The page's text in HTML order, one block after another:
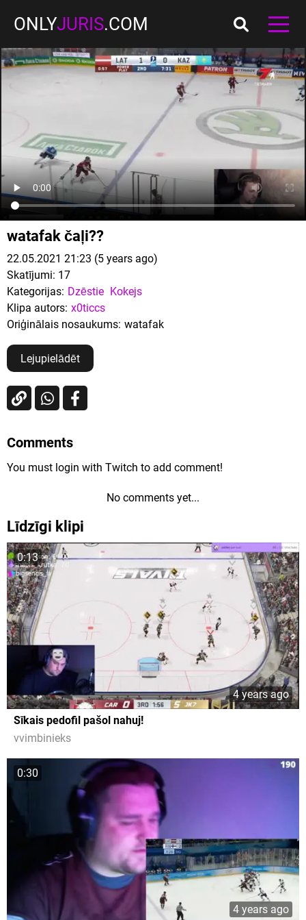
ONLYJURIS.COM
watafak čaļi??
22.05.2021 21:23 (5 years ago)
Skatījumi: 17
Kategorijas: Dzēstie Kokejs
Klipa autors: x0ticcs
Oriģinālais nosaukums: watafak
Lejupielādēt
Comments
You must login with Twitch to add comment!
No comments yet...
Līdzīgi klipi
0:13
4 years ago
Sīkais pedofil pašol nahuj!
vvimbinieks
0:30
4 years ago